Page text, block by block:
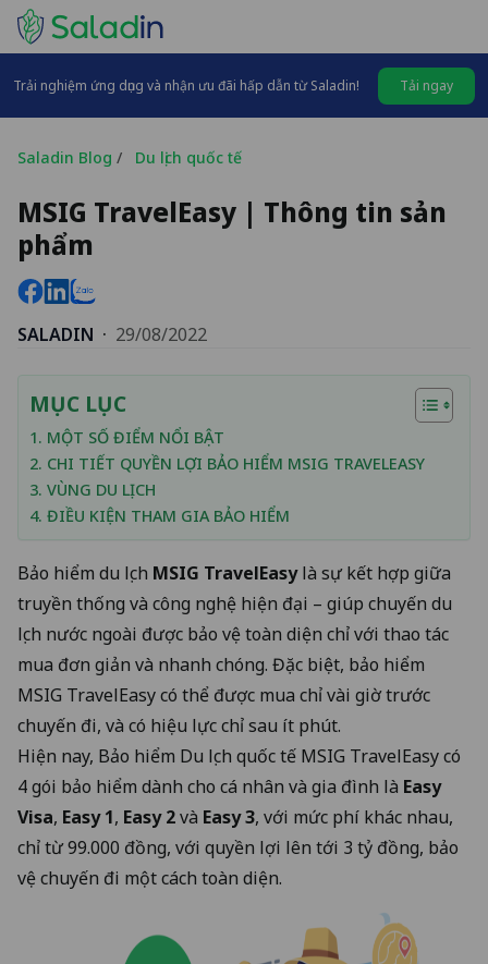
Trải nghiệm ứng dụng và nhận ưu đãi hấp dẫn từ Saladin! Tải ngay
Saladin Blog / Du lịch quốc tế
MSIG TravelEasy | Thông tin sản
phẩm
SALADIN · 29/08/2022
MỤC LỤC
1. MỘT SỐ ĐIỂM NỔI BẬT
2. CHI TIẾT QUYỀN LỢI BẢO HIỂM MSIG TRAVELEASY
3. VÙNG DU LỊCH
4. ĐIỀU KIỆN THAM GIA BẢO HIỂM
Bảo hiểm du lịch MSIG TravelEasylà sự kết hợp giữa
truyền thống và công nghệ hiện đại – giúp chuyến du
lịch nước ngoài được bảo vệ toàn diện chỉ với thao tác
mua đơn giản và nhanh chóng. Đặc biệt, bảo hiểm
MSIG TravelEasy có thể được mua chỉ vài giờ trước
chuyến đi, và có hiệu lực chỉ sau ít phút.
Hiện nay, Bảo hiểm Du lịch quốc tế MSIG TravelEasy có
4 gói bảo hiểm dành cho cá nhân và gia đình là Easy
Visa, Easy 1, Easy 2và Easy 3, với mức phí khác nhau,
chỉ từ 99.000 đồng, với quyền lợi lên tới 3 tỷ đồng, bảo
vệ chuyến đi một cách toàn diện.